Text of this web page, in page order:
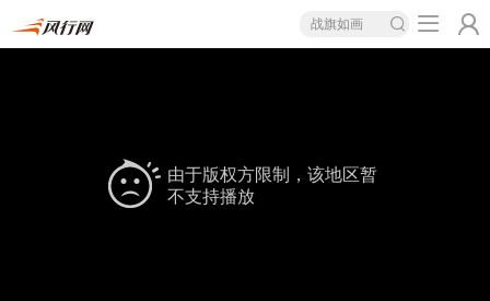
战旗如画
由于版权方限制，该地区暂
不支持播放